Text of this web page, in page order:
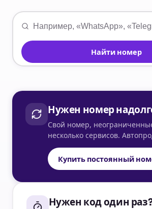
Найти номер
Нужен номер
Свой номер,
несколько сервисов.
Купить постоянный
Нужен код один